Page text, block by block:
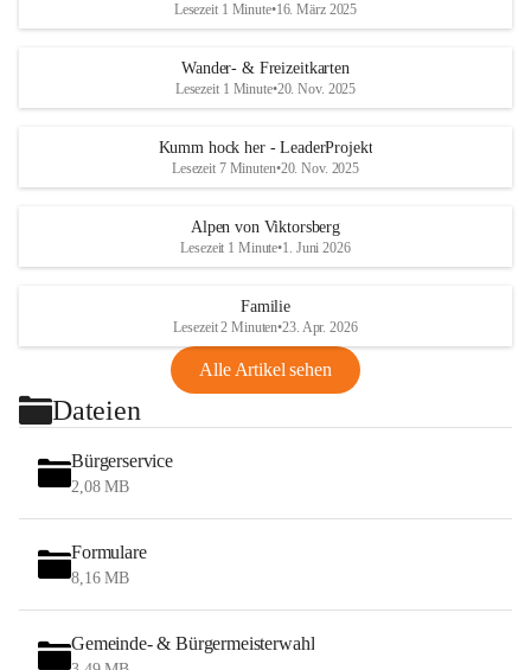
Lesezeit 1 Minute•16. März 2025
Wander- & Freizeitkarten
Lesezeit 1 Minute•20. Nov. 2025
Kumm hock her - LeaderProjekt
Lesezeit 7 Minuten•20. Nov. 2025
Alpen von Viktorsberg
Lesezeit 1 Minute•1. Juni 2026
Familie
Lesezeit 2 Minuten•23. Apr. 2026
Alle Artikel sehen
Dateien
Bürgerservice
2,08 MB
Formulare
8,16 MB
Gemeinde- & Bürgermeisterwahl